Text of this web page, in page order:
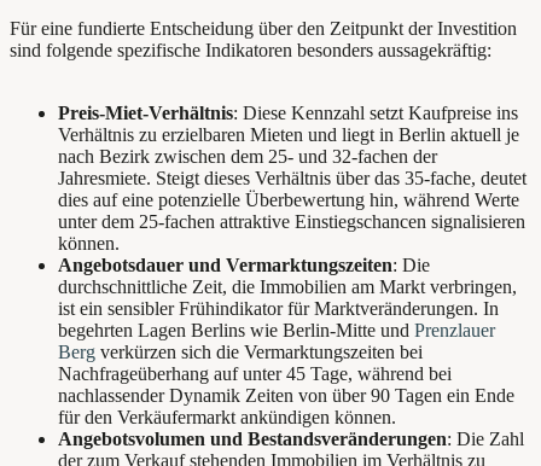
Für eine fundierte Entscheidung über den Zeitpunkt der Investition
sind folgende spezifische Indikatoren besonders aussagekräftig:
Preis-Miet-Verhältnis: Diese Kennzahl setzt Kaufpreise ins
Verhältnis zu erzielbaren Mieten und liegt in Berlin aktuell je
nach Bezirk zwischen dem 25- und 32-fachen der
Jahresmiete. Steigt dieses Verhältnis über das 35-fache, deutet
dies auf eine potenzielle Überbewertung hin, während Werte
unter dem 25-fachen attraktive Einstiegschancen signalisieren
können.
Angebotsdauer und Vermarktungszeiten: Die
durchschnittliche Zeit, die Immobilien am Markt verbringen,
ist ein sensibler Frühindikator für Marktveränderungen. In
begehrten Lagen Berlins wie Berlin-Mitte und Prenzlauer
Berg verkürzen sich die Vermarktungszeiten bei
Nachfrageüberhang auf unter 45 Tage, während bei
nachlassender Dynamik Zeiten von über 90 Tagen ein Ende
für den Verkäufermarkt ankündigen können.
Angebotsvolumen und Bestandsveränderungen: Die Zahl
der zum Verkauf stehenden Immobilien im Verhältnis zu